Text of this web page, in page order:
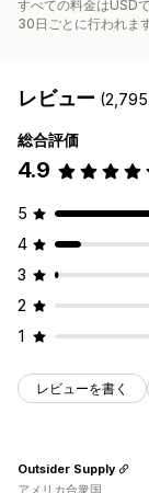
すべての料金はUSD
30日ごとに行われます
レビュー
総合評価
4.9
5
4
3
2
1
レビューを書く
Outsider Supply